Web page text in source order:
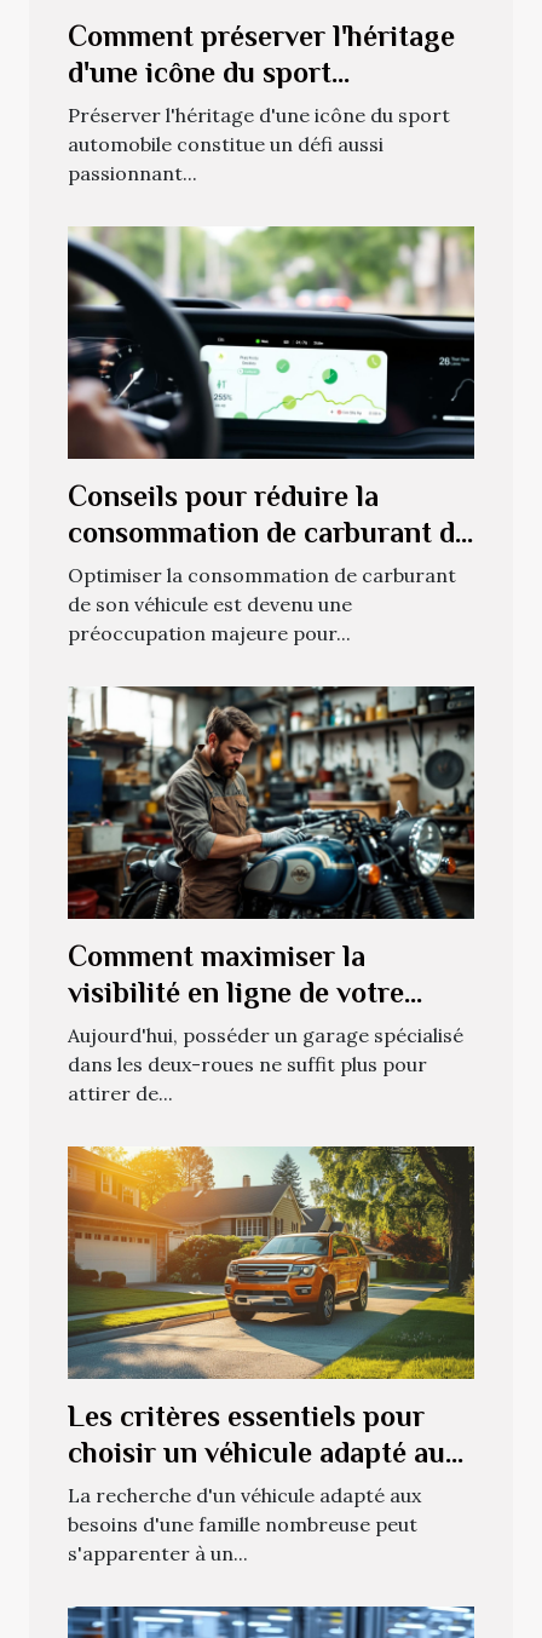
Comment préserver l'héritage
d'une icône du sport
automobile ?
Préserver l'héritage d'une icône du sport
automobile constitue un défi aussi
passionnant...
Conseils pour réduire la
consommation de carburant de
votre véhicule
Optimiser la consommation de carburant
de son véhicule est devenu une
préoccupation majeure pour...
Comment maximiser la
visibilité en ligne de votre
garage deux-roues ?
Aujourd'hui, posséder un garage spécialisé
dans les deux-roues ne suffit plus pour
attirer de...
Les critères essentiels pour
choisir un véhicule adapté aux
familles nombreuses
La recherche d'un véhicule adapté aux
besoins d'une famille nombreuse peut
s'apparenter à un...